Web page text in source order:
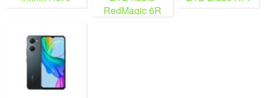
RedMagic 6R